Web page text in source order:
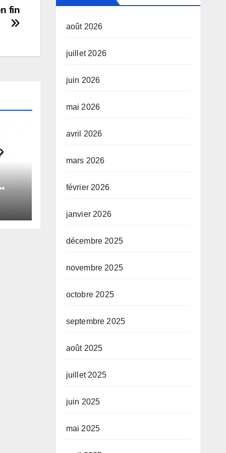
fin
août 2026
juillet 2026
juin 2026
mai 2026
avril 2026
mars 2026
février 2026
janvier 2026
décembre 2025
novembre 2025
octobre 2025
septembre 2025
août 2025
juillet 2025
juin 2025
mai 2025